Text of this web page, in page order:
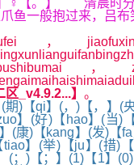
☿【。】 清晨时分
鱼一般抱过来，吕
，
_v4.9.2...】 。
】(，)【，】(央)
】(好)【hao】(当)
(康)【kang】(发)
tiao】(举)【ju】(措
(；)【；】(1)【1】